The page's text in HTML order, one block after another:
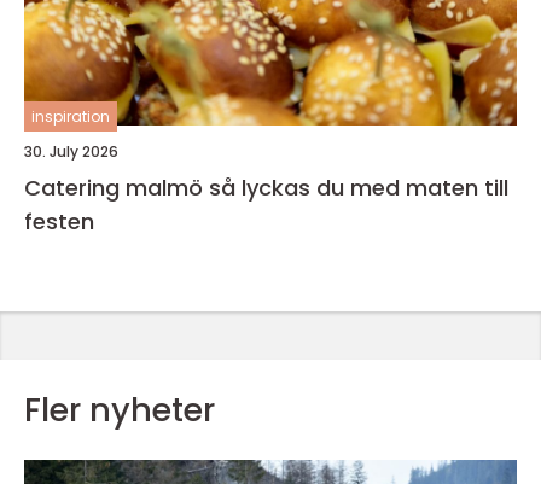
inspiration
30. July 2026
Catering malmö så lyckas du med maten till
festen
Fler nyheter